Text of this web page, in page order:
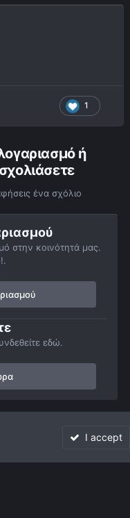
1
ή
ένα σχόλιο
στην κοινότητά μας.
εδώ.
Διάττοντες και Αστεροειδείς
I accept